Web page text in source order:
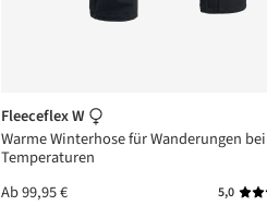
Fleeceflex W
Warme Winterhose für Wanderungen
Temperaturen
Ab99,95 € 5,0